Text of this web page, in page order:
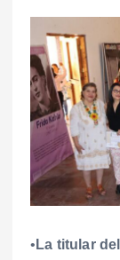
• La titular